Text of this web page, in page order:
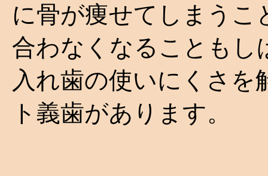
に骨が痩せてしまう
合わなくなることもし
入れ歯の使いにくさ
ト義歯があります。